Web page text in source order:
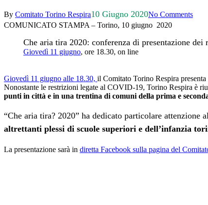
By Comitato Torino Respira10 Giugno 2020No Comments
COMUNICATO STAMPA – Torino, 10 giugno 2020
Che aria tira 2020: conferenza di presentazione
Giovedì 11 giugno, ore 18.30, on line
Giovedì 11 giugno alle 18.30, il Comitato Torino Respira
Nonostante le restrizioni legate al COVID-19, Torino Respira è
punti in città e in una trentina di comuni della prima e
“Che aria tira? 2020” ha dedicato particolare
altrettanti plessi di scuole superiori e dell’infanzia
La presentazione sarà in diretta Facebook sulla pagina del